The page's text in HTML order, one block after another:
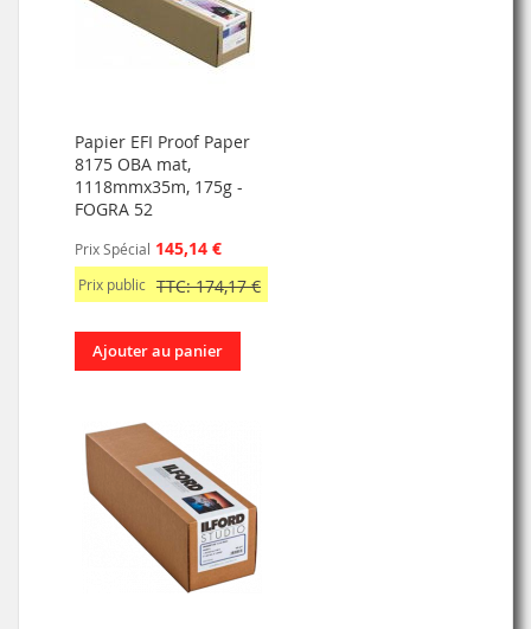
Papier EFI Proof Paper
8175 OBA mat,
1118mmx35m, 175g -
FOGRA 52
Prix Spécial 145,14 €
Prix public TTC: 174,17 €
Ajouter au panier